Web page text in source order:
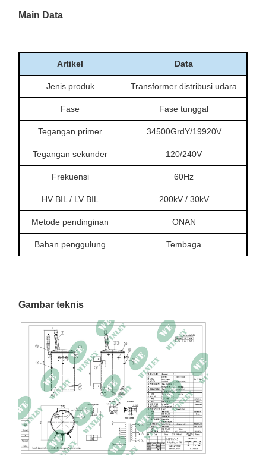
Main Data
Artikel Data
Jenis produk Transformer distribusi udara
Fase Fase tunggal
Tegangan primer 34500GrdY/19920V
Tegangan sekunder 120/240V
Frekuensi 60Hz
HV BIL / LV BIL 200kV / 30kV
Metode pendinginan ONAN
Bahan penggulung Tembaga
Impedansi 2.26% pada 85°C
Dimensi 28.0" W × 35.2" D × 61.8" H
Total berat 1962 lbs
Gambar teknis